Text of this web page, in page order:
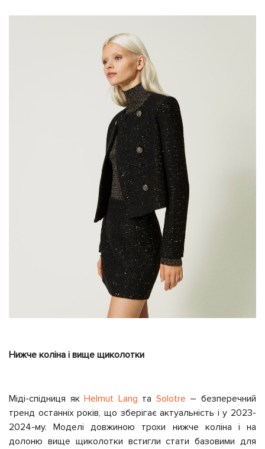
Нижче коліна і вище щиколотки
Міді-спідниця якHelmut Lang та Solotre – безперечний
тренд останніх років, що зберігає актуальність і у 2023-
2024-му. Моделі довжиною трохи нижче коліна і на
долоню вище щиколотки встигли стати базовими для